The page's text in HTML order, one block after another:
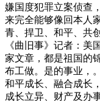
嫌国度犯罪立案侦查
来完全能够像回本人
青、捍卫、和平、共
《曲旧事》记者：美
家文章，都是祖国的
布工做。是的事业，
和平成长、融合成长
成长立异、财产及办